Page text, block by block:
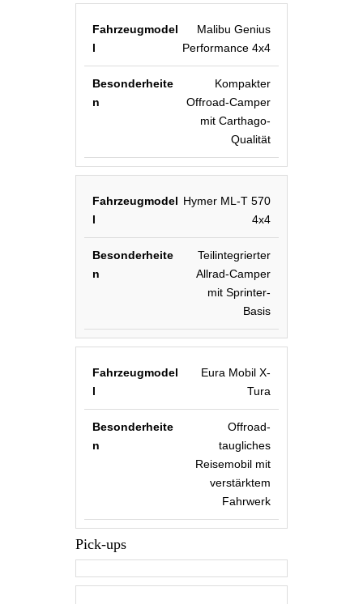
Malibu Genius
Performance 4x4
Kompakter
Offroad-Camper
mit Carthago-
Qualität
Hymer ML-T 570
4x4
Teilintegrierter
Allrad-Camper
mit Sprinter-
Basis
Eura Mobil X-
Tura
Offroad-
taugliches
Reisemobil mit
verstärktem
Fahrwerk
Pick-ups